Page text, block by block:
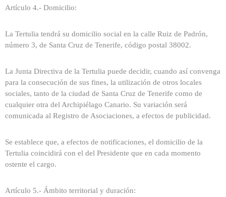
Artículo 4.- Domicilio:
La Tertulia tendrá su domicilio social en la calle Ruiz de Padrón,
número 3, de Santa Cruz de Tenerife, código postal 38002.
La Junta Directiva de la Tertulia puede decidir, cuando así convenga
para la consecución de sus fines, la utilización de otros locales
sociales, tanto de la ciudad de Santa Cruz de Tenerife como de
cualquier otra del Archipiélago Canario. Su variación será
comunicada al Registro de Asociaciones, a efectos de publicidad.
Se establece que, a efectos de notificaciones, el domicilio de la
Tertulia coincidirá con el del Presidente que en cada momento
ostente el cargo.
Artículo 5.- Ámbito territorial y duración: